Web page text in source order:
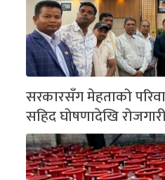
सरकारसँग मेहताको
सहिद घोषणादेखि